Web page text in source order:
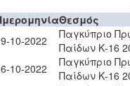
Θεσμός
10-2022
Παγκύπριο
Παίδων Κ-16
10-2022
Παγκύπριο
Παίδων Κ-16